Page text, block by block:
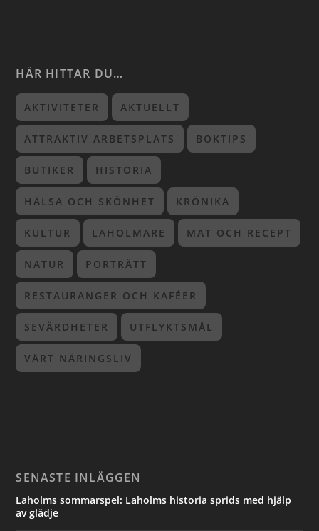
HÄR HITTAR DU…
AKTIVITETER AKTUELLT
ATTRAKTIV ARBETSPLATS BOKTIPS
BUTIKER HISTORIA
HÄLSA OCH SKÖNHET KRÖNIKA
KULTUR LAHOLMARE MAT OCH RECEPT
NATUR PORTRÄTT
RESTAURANGER OCH KAFÉER
SEVÄRDHETER UTFLYKTSMÅL
VÅRT NÄRINGSLIV
SENASTE INLÄGGEN
Laholms sommarspel: Laholms historia sprids med hjälp
av glädje